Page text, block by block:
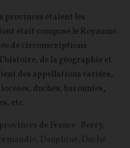
provinces étaient les
était composé le Royaume.
de circonscriptions
de la géographie et
des appellations variées,
duchés, baronnies,
etc.
de France : Berry,
Dauphiné, Duché